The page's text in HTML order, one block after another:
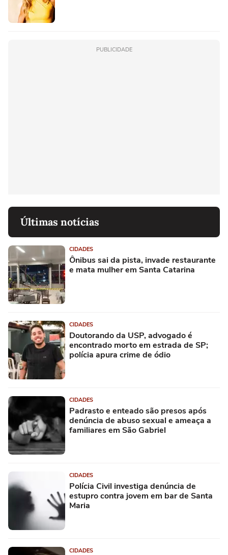
PUBLICIDADE
Últimas notícias
CIDADES
Ônibus sai da pista, invade restaurante
e mata mulher em Santa Catarina
CIDADES
Doutorando da USP, advogado é
encontrado morto em estrada de SP;
polícia apura crime de ódio
CIDADES
Padrasto e enteado são presos após
denúncia de abuso sexual e ameaça a
familiares em São Gabriel
CIDADES
Polícia Civil investiga denúncia de
estupro contra jovem em bar de Santa
Maria
CIDADES